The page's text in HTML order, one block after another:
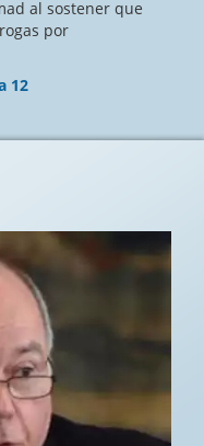
al sostener que
por
12